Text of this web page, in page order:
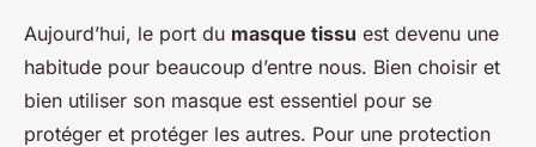
Aujourd’hui, le port du masque tissu est devenu une
habitude pour beaucoup d’entre nous. Bien choisir et
bien utiliser son masque est essentiel pour se
protéger et protéger les autres. Pour une protection